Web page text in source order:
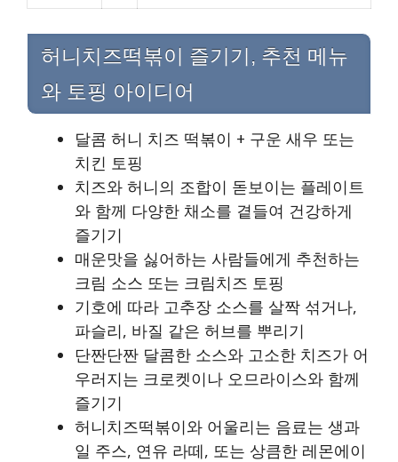
허니치즈떡볶이 즐기기, 추천 메뉴
와 토핑 아이디어
달콤 허니 치즈 떡볶이 + 구운 새우 또는
치킨 토핑
치즈와 허니의 조합이 돋보이는 플레이트
와 함께 다양한 채소를 곁들여 건강하게
즐기기
매운맛을 싫어하는 사람들에게 추천하는
크림 소스 또는 크림치즈 토핑
기호에 따라 고추장 소스를 살짝 섞거나,
파슬리, 바질 같은 허브를 뿌리기
단짠단짠 달콤한 소스와 고소한 치즈가 어
우러지는 크로켓이나 오므라이스와 함께
즐기기
허니치즈떡볶이와 어울리는 음료는 생과
일 주스, 연유 라떼, 또는 상큼한 레몬에이